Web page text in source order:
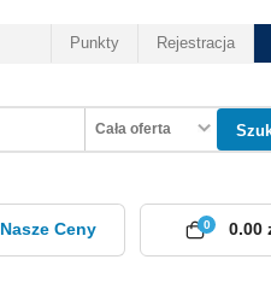
Punkty Rejestracja
Cała oferta
Nasze Ceny 0
0.00